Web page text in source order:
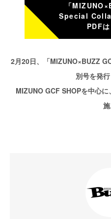
「
Special
PDF
2月20日、「MIZUNO×BUZZ
別号を発行
MIZUNO GCF SHOPを中心
施